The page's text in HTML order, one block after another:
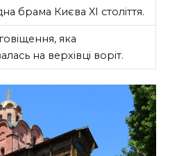
брама Києва XI століття.
яка
на верхівці воріт.